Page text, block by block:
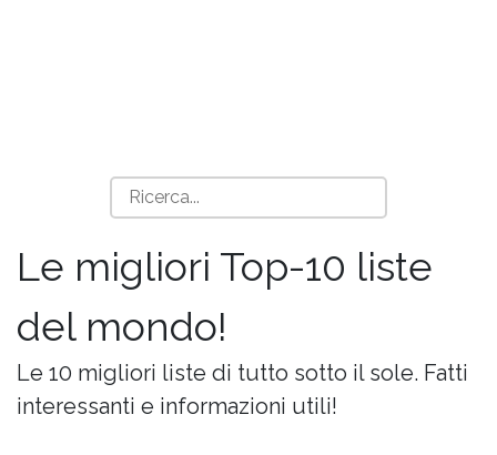
Le migliori Top-10 liste
del mondo!
Le 10 migliori liste di tutto sotto il sole. Fatti
interessanti e informazioni utili!